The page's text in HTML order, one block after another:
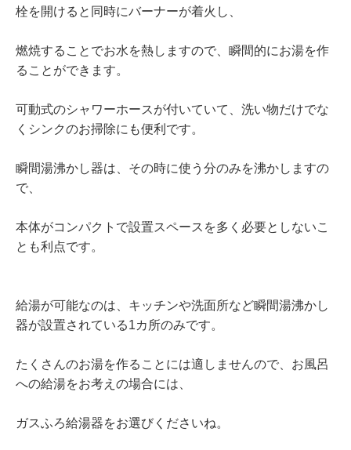
栓を開けると同時にバーナーが着火し、
燃焼することでお水を熱しますので、瞬間的にお湯を作
ることができます。
可動式のシャワーホースが付いていて、洗い物だけでな
くシンクのお掃除にも便利です。
瞬間湯沸かし器は、その時に使う分のみを沸かしますの
で、
本体がコンパクトで設置スペースを多く必要としないこ
とも利点です。
給湯が可能なのは、キッチンや洗面所など瞬間湯沸かし
器が設置されている1カ所のみです。
たくさんのお湯を作ることには適しませんので、お風呂
への給湯をお考えの場合には、
ガスふろ給湯器をお選びくださいね。